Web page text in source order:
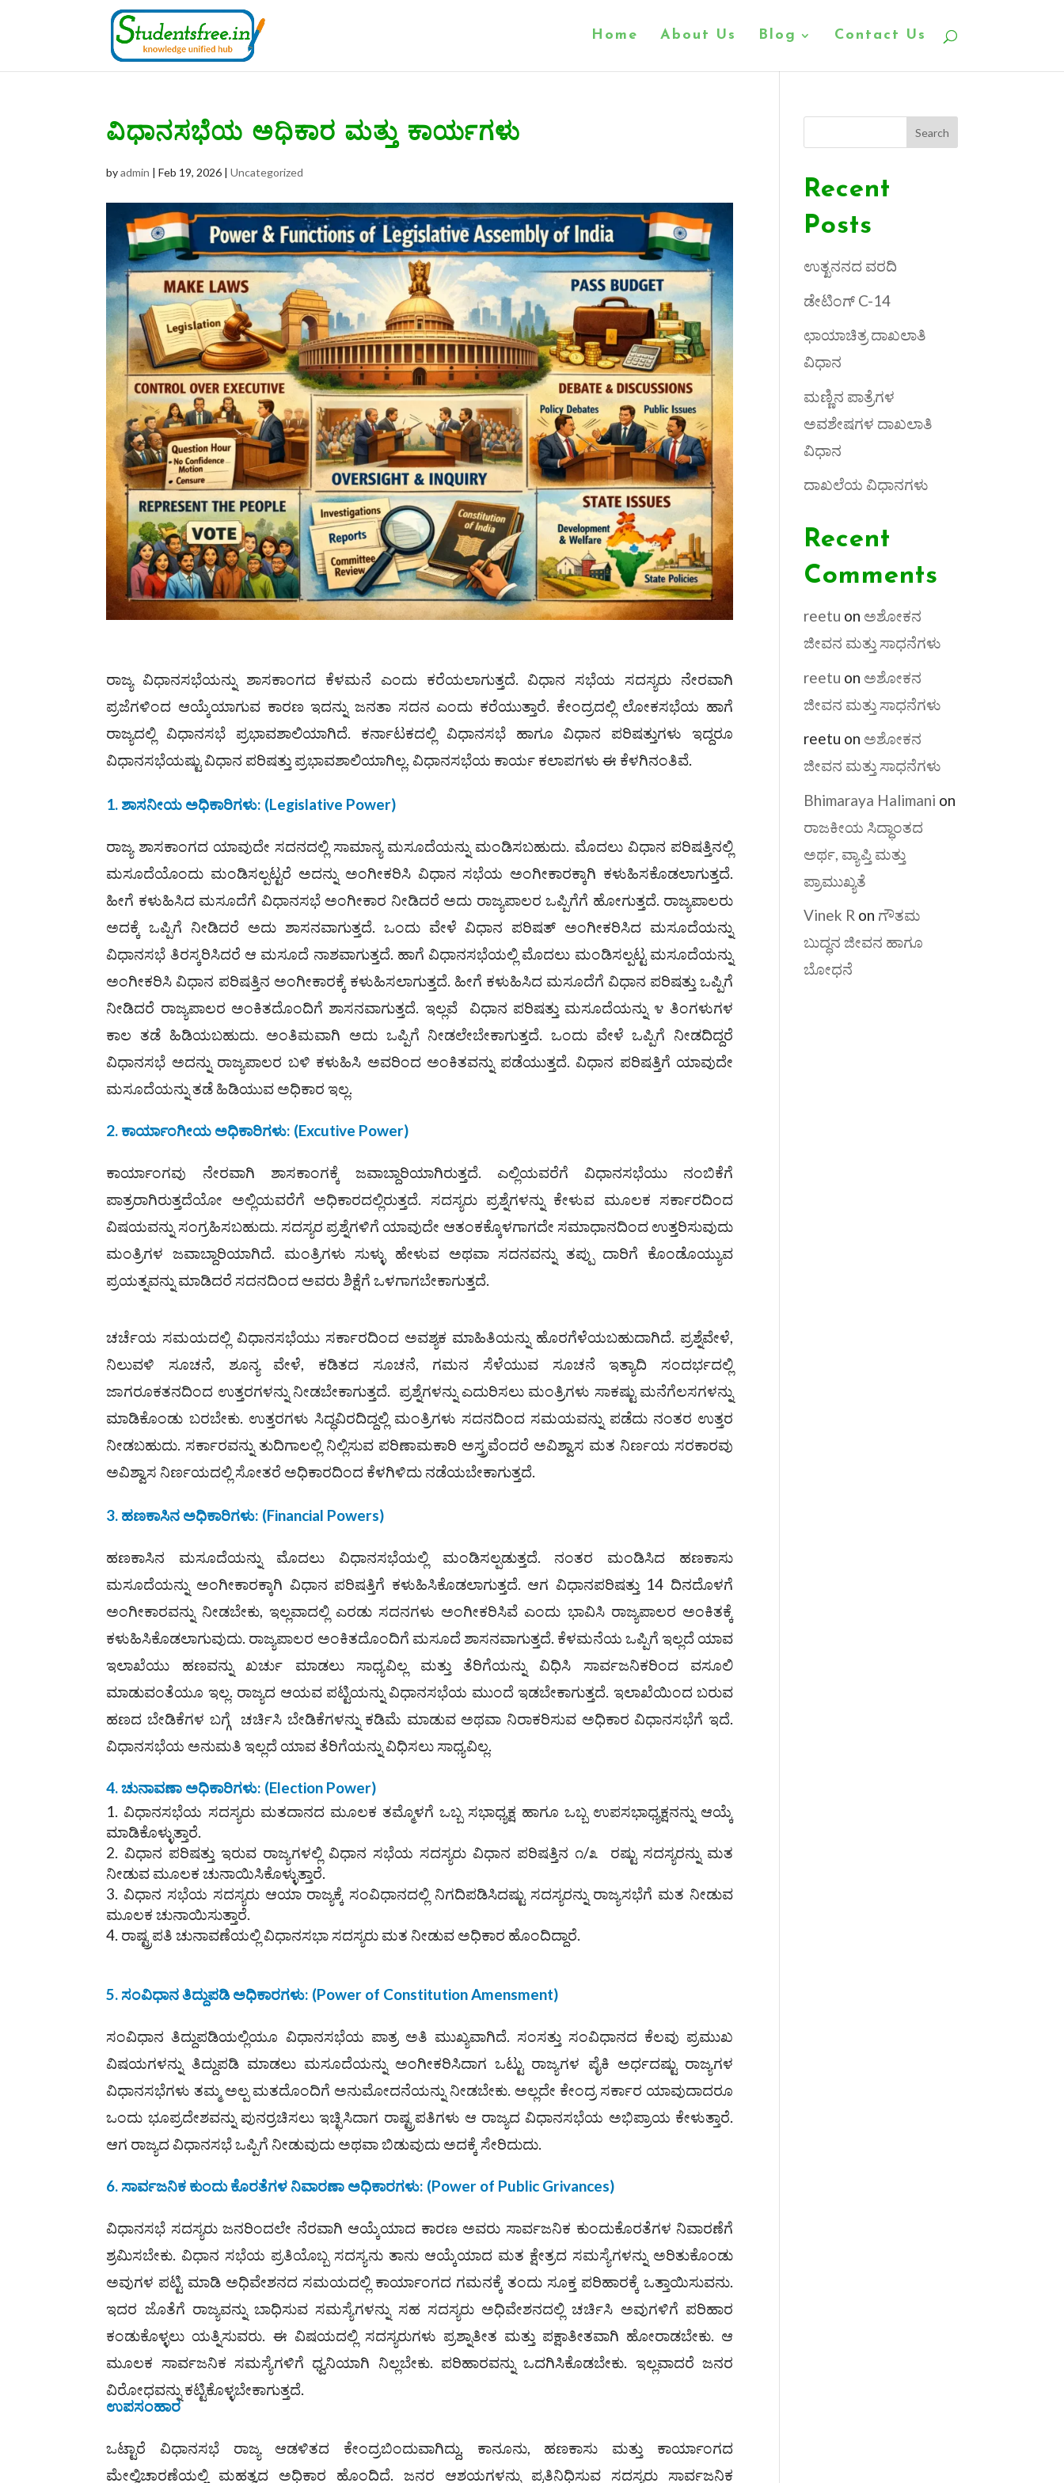
Home About Us Blog Contact Us
ವಿಧಾನಸಭೆಯ ಅಧಿಕಾರ ಮತ್ತು ಕಾರ್ಯಗಳು
byadmin |Feb 19, 2026 |Uncategorized
ರಾಜ್ಯ ವಿಧಾನಸಭೆಯನ್ನು ಶಾಸಕಾಂಗದ ಕೆಳಮನೆ ಎಂದು ಕರೆಯಲಾಗುತ್ತದೆ. ವಿಧಾನ ಸಭೆಯ ಸದಸ್ಯರು ನೇರವಾಗಿ
ಪ್ರಜೆಗಳಿಂದ ಆಯ್ಕೆಯಾಗುವ ಕಾರಣ ಇದನ್ನು ಜನತಾ ಸದನ ಎಂದು ಕರೆಯುತ್ತಾರೆ. ಕೇಂದ್ರದಲ್ಲಿ ಲೋಕಸಭೆಯ ಹಾಗೆ
ರಾಜ್ಯದಲ್ಲಿ ವಿಧಾನಸಭೆ ಪ್ರಭಾವಶಾಲಿಯಾಗಿದೆ. ಕರ್ನಾಟಕದಲ್ಲಿ ವಿಧಾನಸಭೆ ಹಾಗೂ ವಿಧಾನ ಪರಿಷತ್ತುಗಳು ಇದ್ದರೂ
ವಿಧಾನಸಭೆಯಷ್ಟು ವಿಧಾನ ಪರಿಷತ್ತು ಪ್ರಭಾವಶಾಲಿಯಾಗಿಲ್ಲ. ವಿಧಾನಸಭೆಯ ಕಾರ್ಯ ಕಲಾಪಗಳು ಈ ಕೆಳಗಿನಂತಿವೆ.
1. ಶಾಸನೀಯ ಅಧಿಕಾರಿಗಳು: (Legislative Power)
ರಾಜ್ಯ ಶಾಸಕಾಂಗದ ಯಾವುದೇ ಸದನದಲ್ಲಿ ಸಾಮಾನ್ಯ ಮಸೂದೆಯನ್ನು ಮಂಡಿಸಬಹುದು. ಮೊದಲು ವಿಧಾನ ಪರಿಷತ್ತಿನಲ್ಲಿ
ಮಸೂದೆಯೊಂದು ಮಂಡಿಸಲ್ಪಟ್ಟರೆ ಅದನ್ನು ಅಂಗೀಕರಿಸಿ ವಿಧಾನ ಸಭೆಯ ಅಂಗೀಕಾರಕ್ಕಾಗಿ ಕಳುಹಿಸಕೊಡಲಾಗುತ್ತದೆ.
ಹೀಗೆ ಕಳುಹಿಸಿದ ಮಸೂದೆಗೆ ವಿಧಾನಸಭೆ ಅಂಗೀಕಾರ ನೀಡಿದರೆ ಅದು ರಾಜ್ಯಪಾಲರ ಒಪ್ಪಿಗೆಗೆ ಹೋಗುತ್ತದೆ. ರಾಜ್ಯಪಾಲರು
ಅದಕ್ಕೆ ಒಪ್ಪಿಗೆ ನೀಡಿದರೆ ಅದು ಶಾಸನವಾಗುತ್ತದೆ. ಒಂದು ವೇಳೆ ವಿಧಾನ ಪರಿಷತ್ ಅಂಗೀಕರಿಸಿದ ಮಸೂದೆಯನ್ನು
ವಿಧಾನಸಭೆ ತಿರಸ್ಕರಿಸಿದರೆ ಆ ಮಸೂದೆ ನಾಶವಾಗುತ್ತದೆ. ಹಾಗೆ ವಿಧಾನಸಭೆಯಲ್ಲಿ ಮೊದಲು ಮಂಡಿಸಲ್ಪಟ್ಟ ಮಸೂದೆಯನ್ನು
ಅಂಗೀಕರಿಸಿ ವಿಧಾನ ಪರಿಷತ್ತಿನ ಅಂಗೀಕಾರಕ್ಕೆ ಕಳುಹಿಸಲಾಗುತ್ತದೆ. ಹೀಗೆ ಕಳುಹಿಸಿದ ಮಸೂದೆಗೆ ವಿಧಾನ ಪರಿಷತ್ತು ಒಪ್ಪಿಗೆ
ನೀಡಿದರೆ ರಾಜ್ಯಪಾಲರ ಅಂಕಿತದೊಂದಿಗೆ ಶಾಸನವಾಗುತ್ತದೆ. ಇಲ್ಲವೆ ವಿಧಾನ ಪರಿಷತ್ತು ಮಸೂದೆಯನ್ನು ೪ ತಿಂಗಳುಗಳ
ಕಾಲ ತಡೆ ಹಿಡಿಯಬಹುದು. ಅಂತಿಮವಾಗಿ ಅದು ಒಪ್ಪಿಗೆ ನೀಡಲೇಬೇಕಾಗುತ್ತದೆ. ಒಂದು ವೇಳೆ ಒಪ್ಪಿಗೆ ನೀಡದಿದ್ದರೆ
ವಿಧಾನಸಭೆ ಅದನ್ನು ರಾಜ್ಯಪಾಲರ ಬಳಿ ಕಳುಹಿಸಿ ಅವರಿಂದ ಅಂಕಿತವನ್ನು ಪಡೆಯುತ್ತದೆ. ವಿಧಾನ ಪರಿಷತ್ತಿಗೆ ಯಾವುದೇ
ಮಸೂದೆಯನ್ನು ತಡೆ ಹಿಡಿಯುವ ಅಧಿಕಾರ ಇಲ್ಲ.
2. ಕಾರ್ಯಾಂಗೀಯ ಅಧಿಕಾರಿಗಳು: (Excutive Power)
ಕಾರ್ಯಾಂಗವು ನೇರವಾಗಿ ಶಾಸಕಾಂಗಕ್ಕೆ ಜವಾಬ್ದಾರಿಯಾಗಿರುತ್ತದೆ. ಎಲ್ಲಿಯವರೆಗೆ ವಿಧಾನಸಭೆಯು ನಂಬಿಕೆಗೆ
ಪಾತ್ರರಾಗಿರುತ್ತದೆಯೋ ಅಲ್ಲಿಯವರೆಗೆ ಅಧಿಕಾರದಲ್ಲಿರುತ್ತದೆ. ಸದಸ್ಯರು ಪ್ರಶ್ನೆಗಳನ್ನು ಕೇಳುವ ಮೂಲಕ ಸರ್ಕಾರದಿಂದ
ವಿಷಯವನ್ನು ಸಂಗ್ರಹಿಸಬಹುದು. ಸದಸ್ಯರ ಪ್ರಶ್ನೆಗಳಿಗೆ ಯಾವುದೇ ಆತಂಕಕ್ಕೊಳಗಾಗದೇ ಸಮಾಧಾನದಿಂದ ಉತ್ತರಿಸುವುದು
ಮಂತ್ರಿಗಳ ಜವಾಬ್ದಾರಿಯಾಗಿದೆ. ಮಂತ್ರಿಗಳು ಸುಳ್ಳು ಹೇಳುವ ಅಥವಾ ಸದನವನ್ನು ತಪ್ಪು ದಾರಿಗೆ ಕೊಂಡೊಯ್ಯುವ
ಪ್ರಯತ್ನವನ್ನು ಮಾಡಿದರೆ ಸದನದಿಂದ ಅವರು ಶಿಕ್ಷೆಗೆ ಒಳಗಾಗಬೇಕಾಗುತ್ತದೆ.
ಚರ್ಚೆಯ ಸಮಯದಲ್ಲಿ ವಿಧಾನಸಭೆಯು ಸರ್ಕಾರದಿಂದ ಅವಶ್ಯಕ ಮಾಹಿತಿಯನ್ನು ಹೊರಗೆಳೆಯಬಹುದಾಗಿದೆ. ಪ್ರಶ್ನೆವೇಳೆ,
ನಿಲುವಳಿ ಸೂಚನೆ, ಶೂನ್ಯ ವೇಳೆ, ಕಡಿತದ ಸೂಚನೆ, ಗಮನ ಸೆಳೆಯುವ ಸೂಚನೆ ಇತ್ಯಾದಿ ಸಂದರ್ಭದಲ್ಲಿ
ಜಾಗರೂಕತನದಿಂದ ಉತ್ತರಗಳನ್ನು ನೀಡಬೇಕಾಗುತ್ತದೆ. ಪ್ರಶ್ನೆಗಳನ್ನು ಎದುರಿಸಲು ಮಂತ್ರಿಗಳು ಸಾಕಷ್ಟು ಮನೆಗೆಲಸಗಳನ್ನು
ಮಾಡಿಕೊಂಡು ಬರಬೇಕು. ಉತ್ತರಗಳು ಸಿದ್ಧವಿರದಿದ್ದಲ್ಲಿ ಮಂತ್ರಿಗಳು ಸದನದಿಂದ ಸಮಯವನ್ನು ಪಡೆದು ನಂತರ ಉತ್ತರ
ನೀಡಬಹುದು. ಸರ್ಕಾರವನ್ನು ತುದಿಗಾಲಲ್ಲಿ ನಿಲ್ಲಿಸುವ ಪರಿಣಾಮಕಾರಿ ಅಸ್ತ್ರವೆಂದರೆ ಅವಿಶ್ವಾಸ ಮತ ನಿರ್ಣಯ ಸರಕಾರವು
ಅವಿಶ್ವಾಸ ನಿರ್ಣಯದಲ್ಲಿ ಸೋತರೆ ಅಧಿಕಾರದಿಂದ ಕೆಳಗಿಳಿದು ನಡೆಯಬೇಕಾಗುತ್ತದೆ.
3. ಹಣಕಾಸಿನ ಅಧಿಕಾರಿಗಳು: (Financial Powers)
ಹಣಕಾಸಿನ ಮಸೂದೆಯನ್ನು ಮೊದಲು ವಿಧಾನಸಭೆಯಲ್ಲಿ ಮಂಡಿಸಲ್ಪಡುತ್ತದೆ. ನಂತರ ಮಂಡಿಸಿದ ಹಣಕಾಸು
ಮಸೂದೆಯನ್ನು ಅಂಗೀಕಾರಕ್ಕಾಗಿ ವಿಧಾನ ಪರಿಷತ್ತಿಗೆ ಕಳುಹಿಸಿಕೊಡಲಾಗುತ್ತದೆ. ಆಗ ವಿಧಾನಪರಿಷತ್ತು 14 ದಿನದೊಳಗೆ
ಅಂಗೀಕಾರವನ್ನು ನೀಡಬೇಕು, ಇಲ್ಲವಾದಲ್ಲಿ ಎರಡು ಸದನಗಳು ಅಂಗೀಕರಿಸಿವೆ ಎಂದು ಭಾವಿಸಿ ರಾಜ್ಯಪಾಲರ ಅಂಕಿತಕ್ಕೆ
ಕಳುಹಿಸಿಕೊಡಲಾಗುವುದು. ರಾಜ್ಯಪಾಲರ ಅಂಕಿತದೊಂದಿಗೆ ಮಸೂದೆ ಶಾಸನವಾಗುತ್ತದೆ. ಕೆಳಮನೆಯ ಒಪ್ಪಿಗೆ ಇಲ್ಲದೆ ಯಾವ
ಇಲಾಖೆಯು ಹಣವನ್ನು ಖರ್ಚು ಮಾಡಲು ಸಾಧ್ಯವಿಲ್ಲ ಮತ್ತು ತೆರಿಗೆಯನ್ನು ವಿಧಿಸಿ ಸಾರ್ವಜನಿಕರಿಂದ ವಸೂಲಿ
ಮಾಡುವಂತೆಯೂ ಇಲ್ಲ. ರಾಜ್ಯದ ಆಯವ ಪಟ್ಟಿಯನ್ನು ವಿಧಾನಸಭೆಯ ಮುಂದೆ ಇಡಬೇಕಾಗುತ್ತದೆ. ಇಲಾಖೆಯಿಂದ ಬರುವ
ಹಣದ ಬೇಡಿಕೆಗಳ ಬಗ್ಗೆ ಚರ್ಚಿಸಿ ಬೇಡಿಕೆಗಳನ್ನು ಕಡಿಮೆ ಮಾಡುವ ಅಥವಾ ನಿರಾಕರಿಸುವ ಅಧಿಕಾರ ವಿಧಾನಸಭೆಗೆ ಇದೆ.
ವಿಧಾನಸಭೆಯ ಅನುಮತಿ ಇಲ್ಲದೆ ಯಾವ ತೆರಿಗೆಯನ್ನು ವಿಧಿಸಲು ಸಾಧ್ಯವಿಲ್ಲ.
4. ಚುನಾವಣಾ ಅಧಿಕಾರಿಗಳು: (Election Power)
ವಿಧಾನಸಭೆಯ ಸದಸ್ಯರು ಮತದಾನದ ಮೂಲಕ ತಮ್ಮೊಳಗೆ ಒಬ್ಬ ಸಭಾಧ್ಯಕ್ಷ ಹಾಗೂ ಒಬ್ಬ ಉಪಸಭಾಧ್ಯಕ್ಷನನ್ನು ಆಯ್ಕೆ
ಮಾಡಿಕೊಳ್ಳುತ್ತಾರೆ.
ವಿಧಾನ ಪರಿಷತ್ತು ಇರುವ ರಾಜ್ಯಗಳಲ್ಲಿ ವಿಧಾನ ಸಭೆಯ ಸದಸ್ಯರು ವಿಧಾನ ಪರಿಷತ್ತಿನ ೧/೩ ರಷ್ಟು ಸದಸ್ಯರನ್ನು ಮತ
ನೀಡುವ ಮೂಲಕ ಚುನಾಯಿಸಿಕೊಳ್ಳುತ್ತಾರೆ.
ವಿಧಾನ ಸಭೆಯ ಸದಸ್ಯರು ಆಯಾ ರಾಜ್ಯಕ್ಕೆ ಸಂವಿಧಾನದಲ್ಲಿ ನಿಗದಿಪಡಿಸಿದಷ್ಟು ಸದಸ್ಯರನ್ನು ರಾಜ್ಯಸಭೆಗೆ ಮತ ನೀಡುವ
ಮೂಲಕ ಚುನಾಯಿಸುತ್ತಾರೆ.
ರಾಷ್ಟ್ರಪತಿ ಚುನಾವಣೆಯಲ್ಲಿ ವಿಧಾನಸಭಾ ಸದಸ್ಯರು ಮತ ನೀಡುವ ಅಧಿಕಾರ ಹೊಂದಿದ್ದಾರೆ.
5. ಸಂವಿಧಾನ ತಿದ್ದುಪಡಿ ಅಧಿಕಾರಗಳು: (Power of Constitution Amensment)
ಸಂವಿಧಾನ ತಿದ್ದುಪಡಿಯಲ್ಲಿಯೂ ವಿಧಾನಸಭೆಯ ಪಾತ್ರ ಅತಿ ಮುಖ್ಯವಾಗಿದೆ. ಸಂಸತ್ತು ಸಂವಿಧಾನದ ಕೆಲವು ಪ್ರಮುಖ
ವಿಷಯಗಳನ್ನು ತಿದ್ದುಪಡಿ ಮಾಡಲು ಮಸೂದೆಯನ್ನು ಅಂಗೀಕರಿಸಿದಾಗ ಒಟ್ಟು ರಾಜ್ಯಗಳ ಪೈಕಿ ಅರ್ಧದಷ್ಟು ರಾಜ್ಯಗಳ
ವಿಧಾನಸಭೆಗಳು ತಮ್ಮ ಅಲ್ಪ ಮತದೊಂದಿಗೆ ಅನುಮೋದನೆಯನ್ನು ನೀಡಬೇಕು. ಅಲ್ಲದೇ ಕೇಂದ್ರ ಸರ್ಕಾರ ಯಾವುದಾದರೂ
ಒಂದು ಭೂಪ್ರದೇಶವನ್ನು ಪುನರ್ರಚಿಸಲು ಇಚ್ಛಿಸಿದಾಗ ರಾಷ್ಟ್ರಪತಿಗಳು ಆ ರಾಜ್ಯದ ವಿಧಾನಸಭೆಯ ಅಭಿಪ್ರಾಯ ಕೇಳುತ್ತಾರೆ.
ಆಗ ರಾಜ್ಯದ ವಿಧಾನಸಭೆ ಒಪ್ಪಿಗೆ ನೀಡುವುದು ಅಥವಾ ಬಿಡುವುದು ಅದಕ್ಕೆ ಸೇರಿದುದು.
6. ಸಾರ್ವಜನಿಕ ಕುಂದು ಕೊರತೆಗಳ ನಿವಾರಣಾ ಅಧಿಕಾರಗಳು: (Power of Public Grivances)
ವಿಧಾನಸಭೆ ಸದಸ್ಯರು ಜನರಿಂದಲೇ ನೆರವಾಗಿ ಆಯ್ಕೆಯಾದ ಕಾರಣ ಅವರು ಸಾರ್ವಜನಿಕ ಕುಂದುಕೊರತೆಗಳ ನಿವಾರಣೆಗೆ
ಶ್ರಮಿಸಬೇಕು. ವಿಧಾನ ಸಭೆಯ ಪ್ರತಿಯೊಬ್ಬ ಸದಸ್ಯನು ತಾನು ಆಯ್ಕೆಯಾದ ಮತ ಕ್ಷೇತ್ರದ ಸಮಸ್ಯೆಗಳನ್ನು ಅರಿತುಕೊಂಡು
ಅವುಗಳ ಪಟ್ಟಿ ಮಾಡಿ ಅಧಿವೇಶನದ ಸಮಯದಲ್ಲಿ ಕಾರ್ಯಾಂಗದ ಗಮನಕ್ಕೆ ತಂದು ಸೂಕ್ತ ಪರಿಹಾರಕ್ಕೆ ಒತ್ತಾಯಿಸುವನು.
ಇದರ ಜೊತೆಗೆ ರಾಜ್ಯವನ್ನು ಬಾಧಿಸುವ ಸಮಸ್ಯೆಗಳನ್ನು ಸಹ ಸದಸ್ಯರು ಅಧಿವೇಶನದಲ್ಲಿ ಚರ್ಚಿಸಿ ಅವುಗಳಿಗೆ ಪರಿಹಾರ
ಕಂಡುಕೊಳ್ಳಲು ಯತ್ನಿಸುವರು. ಈ ವಿಷಯದಲ್ಲಿ ಸದಸ್ಯರುಗಳು ಪ್ರಶ್ನಾತೀತ ಮತ್ತು ಪಕ್ಷಾತೀತವಾಗಿ ಹೋರಾಡಬೇಕು. ಆ
ಮೂಲಕ ಸಾರ್ವಜನಿಕ ಸಮಸ್ಯೆಗಳಿಗೆ ಧ್ವನಿಯಾಗಿ ನಿಲ್ಲಬೇಕು. ಪರಿಹಾರವನ್ನು ಒದಗಿಸಿಕೊಡಬೇಕು. ಇಲ್ಲವಾದರೆ ಜನರ
ವಿರೋಧವನ್ನು ಕಟ್ಟಿಕೊಳ್ಳಬೇಕಾಗುತ್ತದೆ.
ಉಪಸಂಹಾರ
ಒಟ್ಟಾರೆ ವಿಧಾನಸಭೆ ರಾಜ್ಯ ಆಡಳಿತದ ಕೇಂದ್ರಬಿಂದುವಾಗಿದ್ದು, ಕಾನೂನು, ಹಣಕಾಸು ಮತ್ತು ಕಾರ್ಯಾಂಗದ
ಮೇಲ್ವಿಚಾರಣೆಯಲ್ಲಿ ಮಹತ್ವದ ಅಧಿಕಾರ ಹೊಂದಿದೆ. ಜನರ ಆಶಯಗಳನ್ನು ಪ್ರತಿನಿಧಿಸುವ ಸದಸ್ಯರು ಸಾರ್ವಜನಿಕ
Search
Recent
Posts
ಉತ್ಖನನದ ವರದಿ
ಡೇಟಿಂಗ್ C-14
ಛಾಯಾಚಿತ್ರ ದಾಖಲಾತಿ
ವಿಧಾನ
ಮಣ್ಣಿನ ಪಾತ್ರೆಗಳ
ಅವಶೇಷಗಳ ದಾಖಲಾತಿ
ವಿಧಾನ
ದಾಖಲೆಯ ವಿಧಾನಗಳು
Recent
Comments
reetu on ಅಶೋಕನ
ಜೀವನ ಮತ್ತು ಸಾಧನೆಗಳು
reetu on ಅಶೋಕನ
ಜೀವನ ಮತ್ತು ಸಾಧನೆಗಳು
reetu on ಅಶೋಕನ
ಜೀವನ ಮತ್ತು ಸಾಧನೆಗಳು
Bhimaraya Halimani on
ರಾಜಕೀಯ ಸಿದ್ಧಾಂತದ
ಅರ್ಥ, ವ್ಯಾಪ್ತಿ ಮತ್ತು
ಪ್ರಾಮುಖ್ಯತೆ
Vinek R on ಗೌತಮ
ಬುದ್ಧನ ಜೀವನ ಹಾಗೂ
ಬೋಧನೆ